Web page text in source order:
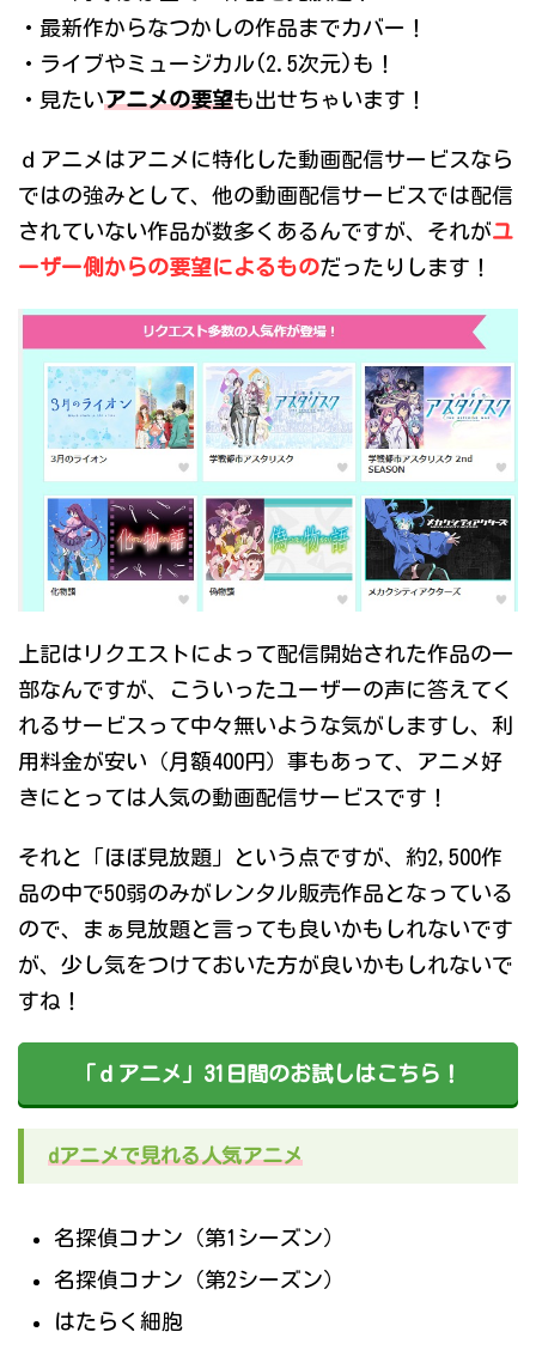
・最新作からなつかしの作品までカバー！
・ライブやミュージカル(2.5次元)も！
・見たいアニメの要望も出せちゃいます！
ｄアニメはアニメに特化した動画配信サービスなら
ではの強みとして、他の動画配信サービスでは配信
されていない作品が数多くあるんですが、それがユ
ーザー側からの要望によるものだったりします！
上記はリクエストによって配信開始された作品の一
部なんですが、こういったユーザーの声に答えてく
れるサービスって中々無いような気がしますし、利
用料金が安い（月額400円）事もあって、アニメ好
きにとっては人気の動画配信サービスです！
それと「ほぼ見放題」という点ですが、約2,500作
品の中で50弱のみがレンタル販売作品となっている
ので、まぁ見放題と言っても良いかもしれないです
が、少し気をつけておいた方が良いかもしれないで
すね！
「ｄアニメ」31日間のお試しはこちら！
dアニメで見れる人気アニメ
名探偵コナン（第1シーズン）
名探偵コナン（第2シーズン）
はたらく細胞